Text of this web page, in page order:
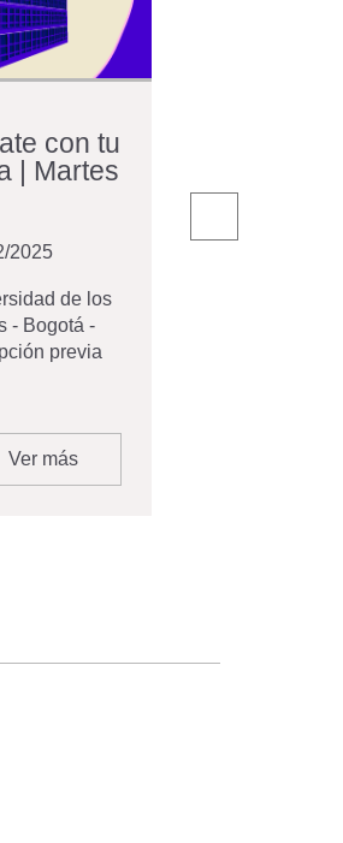
con tu
| Martes
2025
de los
- Bogotá -
previa
Ver más